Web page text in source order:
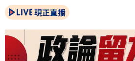
現正直播